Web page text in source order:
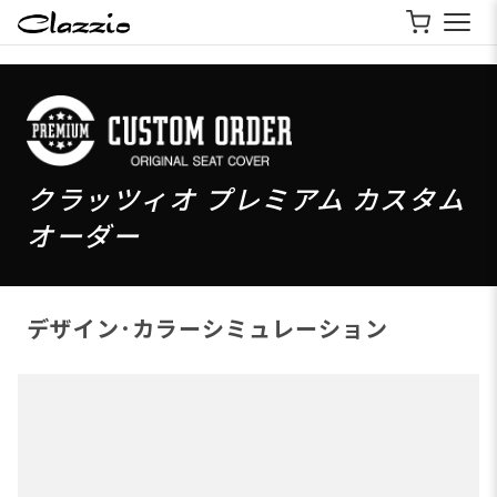
クラッツィオ プレミアム カスタム
オーダー
デザイン･カラーシミュレーション